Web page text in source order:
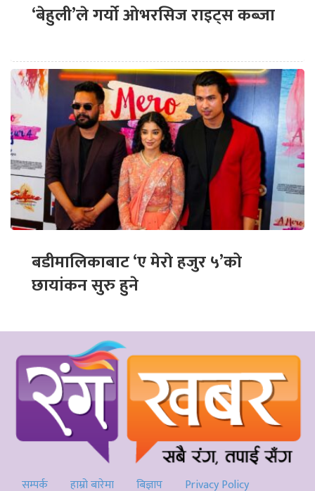
‘बेहुली’ले गर्यो ओभरसिज राइट्स कब्जा
बडीमालिकाबाट ‘ए मेरो हजुर ५’को
छायांकन सुरु हुने
सम्पर्क हाम्रो बारेमा बिज्ञाप Privacy Policy